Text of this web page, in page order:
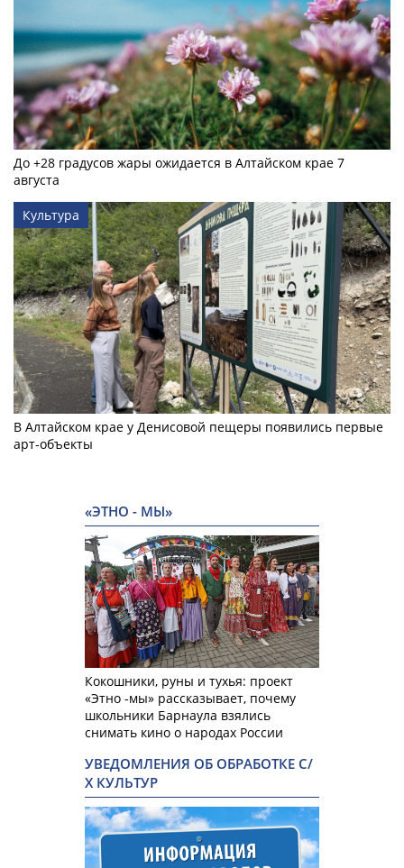
До +28 градусов жары ожидается в Алтайском крае 7
августа
Культура
В Алтайском крае у Денисовой пещеры появились первые
арт-объекты
«ЭТНО - МЫ»
Кокошники, руны и тухья: проект
«Этно -мы» рассказывает, почему
школьники Барнаула взялись
снимать кино о народах России
УВЕДОМЛЕНИЯ ОБ ОБРАБОТКЕ С/
Х КУЛЬТУР